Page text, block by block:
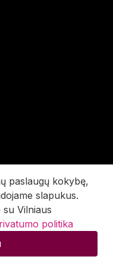
paslaugų kokybę,
slapukus.
Vilniaus
politika